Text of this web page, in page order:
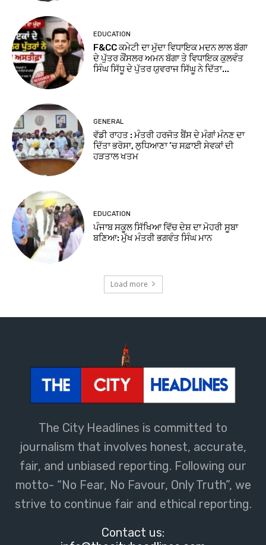
EDUCATION
F&CC ਕਮੇਟੀ ਦਾ ਮੁੱਦਾ ਵਿਧਾਇਕ ਮਦਨ ਲਾਲ ਬੱਗਾ
ਦੇ ਪੁੱਤਰ ਕੌਂਸਲਰ ਅਮਨ ਬੱਗਾ ਤੇ ਵਿਧਾਇਕ ਕੁਲਵੰਤ
ਸਿੰਘ ਸਿੱਧੂ ਦੇ ਪੁੱਤਰ ਯੁਵਰਾਜ ਸਿੱਘੂ ਨੇ ਦਿੱਤਾ...
GENERAL
ਵੱਡੀ ਰਾਹਤ : ਮੰਤਰੀ ਹਰਜੋਤ ਬੈਂਸ ਦੇ ਮੰਗਾਂ ਮੰਨਣ ਦਾ
ਦਿੱਤਾ ਭਰੋਸਾ, ਲੁਧਿਆਣਾ ’ਚ ਸਫ਼ਾਈ ਸੇਵਕਾਂ ਦੀ
ਹੜਤਾਲ ਖਤਮ
EDUCATION
ਪੰਜਾਬ ਸਕੂਲ ਸਿੱਖਿਆ ਵਿੱਚ ਦੇਸ਼ ਦਾ ਮੋਹਰੀ ਸੂਬਾ
ਬਣਿਆ: ਮੁੱਖ ਮੰਤਰੀ ਭਗਵੰਤ ਸਿੰਘ ਮਾਨ
Load more
The City Headlines is committed to
journalism that involves honest, accurate,
fair, and unbiased reporting. Following our
motto- “No Fear, No Favour, Only Truth”, we
strive to continue fair and ethical reporting.
Contact us: